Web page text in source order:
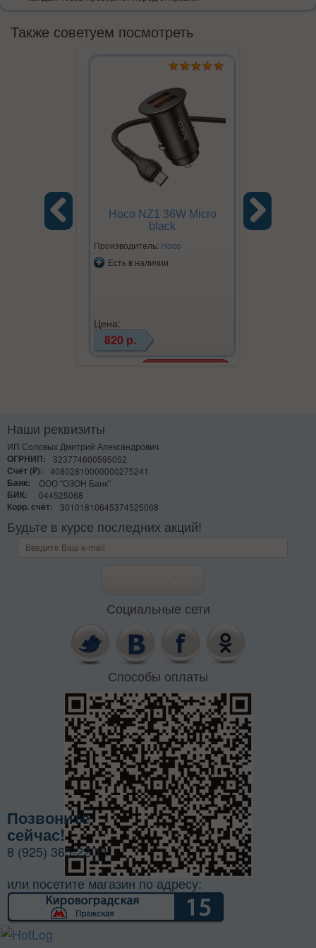
Также советуем посмотреть
Hoco NZ1 36W Micro
black
Производитель: Hoco
Есть в наличии
Цена:
820 р.
Наши реквизиты
ИП Соловых Дмитрий Александрович
ОГРНИП:
323774600595052
Счёт (₽):
40802810000000275241
Банк:
ООО "ОЗОН Банк"
БИК:
044525068
Корр. счёт:
30101810645374525068
Будьте в курсе последних акций!
Социальные сети
Способы оплаты
Позвоните
сейчас!
8 (925) 365-22-11
или посетите магазин по адресу: